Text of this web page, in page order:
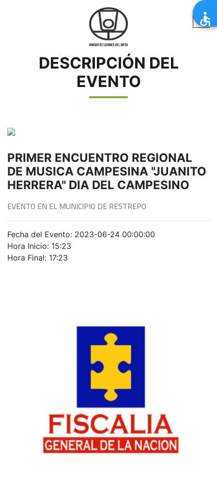
DESCRIPCIÓN DEL
EVENTO
PRIMER ENCUENTRO REGIONAL
DE MUSICA CAMPESINA "JUANITO
HERRERA" DIA DEL CAMPESINO
EVENTO EN EL MUNICIPIO DE RESTREPO
Fecha del Evento: 2023-06-24 00:00:00
Hora Inicio: 15:23
Hora Final: 17:23